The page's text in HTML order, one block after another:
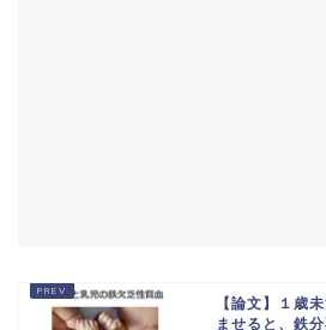
【論文】１歳
ませると、鉄